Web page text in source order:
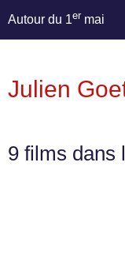
Autour du 1er mai
Julien
9 films dans